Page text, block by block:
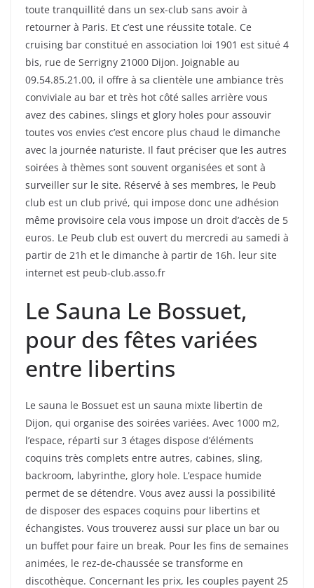
toute tranquillité dans un sex-club sans avoir à
retourner à Paris. Et c’est une réussite totale. Ce
cruising bar constitué en association loi 1901 est situé 4
bis, rue de Serrigny 21000 Dijon. Joignable au
09.54.85.21.00, il offre à sa clientèle une ambiance très
conviviale au bar et très hot côté salles arrière vous
avez des cabines, slings et glory holes pour assouvir
toutes vos envies c’est encore plus chaud le dimanche
avec la journée naturiste. Il faut préciser que les autres
soirées à thèmes sont souvent organisées et sont à
surveiller sur le site. Réservé à ses membres, le Peub
club est un club privé, qui impose donc une adhésion
même provisoire cela vous impose un droit d’accès de 5
euros. Le Peub club est ouvert du mercredi au samedi à
partir de 21h et le dimanche à partir de 16h. leur site
internet est peub-club.asso.fr
Le Sauna Le Bossuet,
pour des fêtes variées
entre libertins
Le sauna le Bossuet est un sauna mixte libertin de
Dijon, qui organise des soirées variées. Avec 1000 m2,
l’espace, réparti sur 3 étages dispose d’éléments
coquins très complets entre autres, cabines, sling,
backroom, labyrinthe, glory hole. L’espace humide
permet de se détendre. Vous avez aussi la possibilité
de disposer des espaces coquins pour libertins et
échangistes. Vous trouverez aussi sur place un bar ou
un buffet pour faire un break. Pour les fins de semaines
animées, le rez-de-chaussée se transforme en
discothèque. Concernant les prix, les couples payent 25